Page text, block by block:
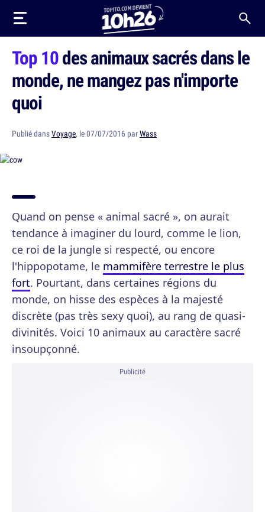
Top 10des animaux sacrés dans le
monde, ne mangez pas n'importe
quoi
Publié dansVoyage, le 07/07/2016 parWass
Quand on pense « animal sacré », on aurait
tendance à imaginer du lourd, comme le lion,
ce roi de la jungle si respecté, ou encore
l'hippopotame, le mammifère terrestre le plus
fort. Pourtant, dans certaines régions du
monde, on hisse des espèces à la majesté
discrète (pas très sexy quoi), au rang de quasi-
divinités. Voici 10 animaux au caractère sacré
insoupçonné.
Publicité